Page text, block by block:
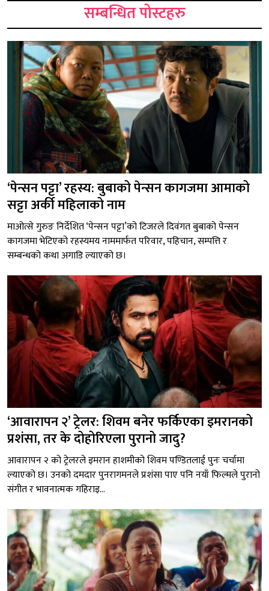
सम्बन्धित पोस्टहरु
‘पेन्सन पट्टा’ रहस्य: बुबाको पेन्सन कागजमा आमाको
सट्टा अर्की महिलाको नाम
माओत्से गुरुङ निर्देशित ‘पेन्सन पट्टा’को टिजरले दिवंगत बुबाको पेन्सन
कागजमा भेटिएको रहस्यमय नाममार्फत परिवार, पहिचान, सम्पत्ति र
सम्बन्धको कथा अगाडि ल्याएको छ।
‘आवारापन २’ ट्रेलर: शिवम बनेर फर्किएका इमरानको
प्रशंसा, तर के दोहोरिएला पुरानो जादु?
आवारापन २ को ट्रेलरले इमरान हाशमीको शिवम पण्डितलाई पुनः चर्चामा
ल्याएको छ। उनको दमदार पुनरागमनले प्रशंसा पाए पनि नयाँ फिल्मले पुरानो
संगीत र भावनात्मक गहिराइ...